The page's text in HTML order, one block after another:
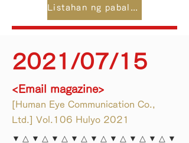
Listahan ng pabalik na numero
2021/07/15
<Email magazine>
[Human Eye Communication Co.,
Ltd.] Vol.106 Hulyo 2021
▼ △ ▼ △ ▼ △ ▼ △ ▼ △ ▼ △ ▼ △ ▼ △ ▼